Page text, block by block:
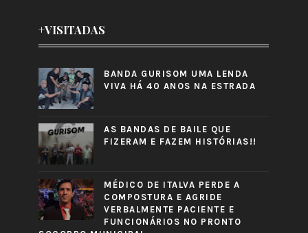
+VISITADAS
BANDA GURISOM UMA LENDA
VIVA HÁ 40 ANOS NA ESTRADA
AS BANDAS DE BAILE QUE
FIZERAM E FAZEM HISTÓRIAS!!
MÉDICO DE ITALVA PERDE A
COMPOSTURA E AGRIDE
VERBALMENTE PACIENTE E
FUNCIONÁRIOS NO PRONTO